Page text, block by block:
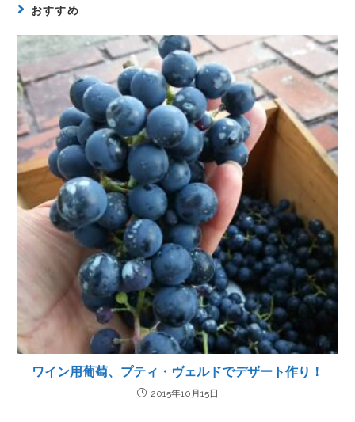
おすすめ
ワイン用葡萄、プティ・ヴェルドでデザート作り！
2015年10月15日